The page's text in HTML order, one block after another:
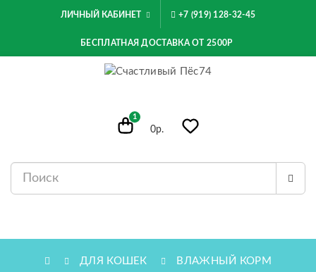
ЛИЧНЫЙ КАБИНЕТ +7 (919) 128-32-45
БЕСПЛАТНАЯ ДОСТАВКА ОТ 2500Р
1
0р.
ДЛЯ КОШЕК
ВЛАЖНЫЙ КОРМ